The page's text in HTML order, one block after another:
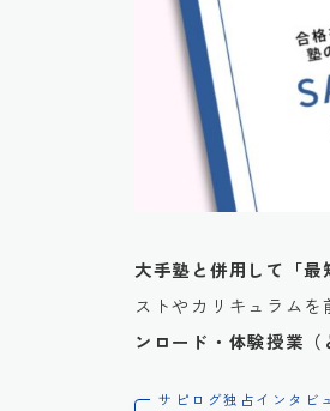
大手塾と併用して「最
ストやカリキュラムを
ンロード・体験授業
サピログ独占インタビ